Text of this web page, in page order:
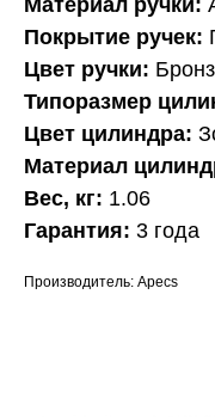
Материал ручки:
Покрытие ручек:
Цвет ручки:
Типоразмер
Цвет цилиндра:
Материал
Вес, кг: 1.06
Гарантия: 3 года
Производитель: Apecs